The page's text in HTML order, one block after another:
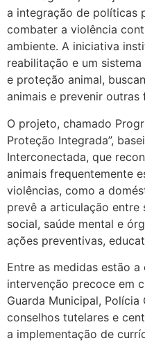
a integração de políticas
combater a violência
ambiente. A iniciativa
reabilitação e um
e proteção animal,
animais e prevenir outras
O projeto, chamado
Proteção Integrada”,
Interconectada, que
animais frequentemente
violências, como a
prevê a articulação entre
social, saúde mental e
ações preventivas,
Entre as medidas estão
intervenção precoce em
Guarda Municipal,
conselhos tutelares e
a implementação de